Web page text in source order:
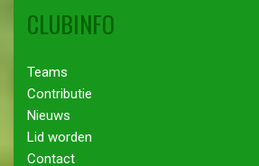
CLUBINFO
Teams
Contributie
Nieuws
Lid worden
Contact